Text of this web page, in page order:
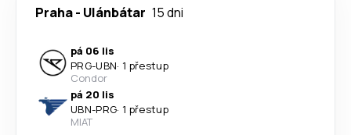
Praha- Ulánbátar 15 dni
pá 06 lis
PRG-UBN· 1 přestup
Condor
pá 20 lis
UBN-PRG· 1 přestup
MIAT